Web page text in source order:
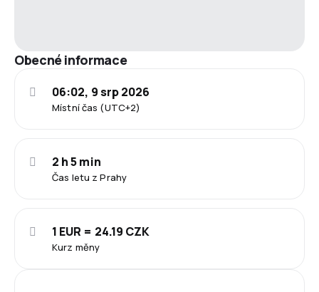
Obecné informace
Místní čas (UTC+2)
06:02, 9 srp 2026
Čas letu z Prahy
2 h 5 min
Kurz měny
1 EUR = 24.19 CZK